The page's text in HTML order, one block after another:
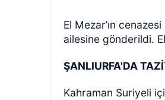
El Mezar’ın
ailesine gönderildi.
ŞANLIURFA'DA
Kahraman Suriyeli